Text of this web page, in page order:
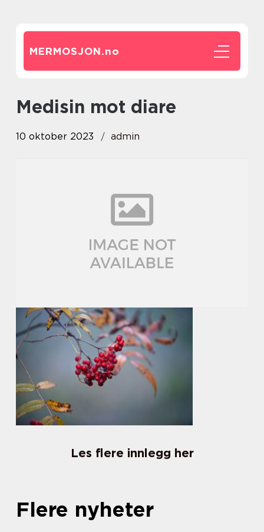
MERMOSJON.no
medisin mot diare
10 oktober 2023 admin
Les flere innlegg her
Flere nyheter